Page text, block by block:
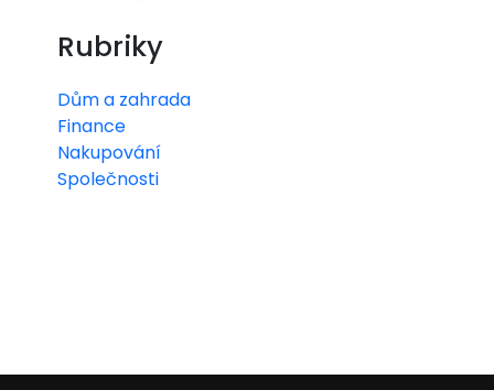
Rubriky
Dům a zahrada
Finance
Nakupování
Společnosti